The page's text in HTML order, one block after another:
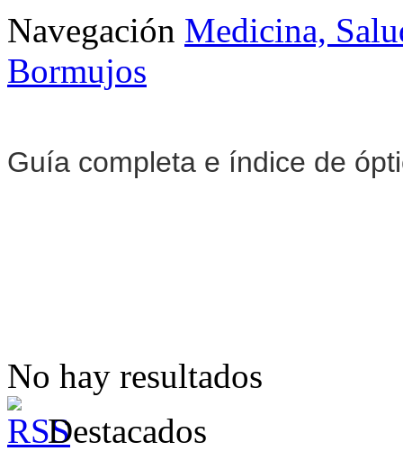
Navegación Medicina,
Bormujos
Guía completa e índice de
No hay resultados
Destacados